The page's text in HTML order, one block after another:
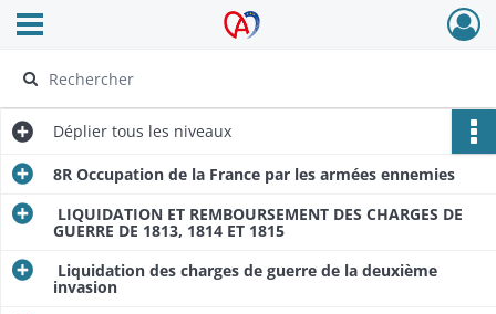
Archives Alsace - Colmar
Ouvrir le menu déroulant
Déplier tous les niveaux
8R Occupation de la France par les armées ennemies
LIQUIDATION ET REMBOURSEMENT DES CHARGES DE
GUERRE DE 1813, 1814 ET 1815
Liquidation des charges de guerre de la deuxième
invasion